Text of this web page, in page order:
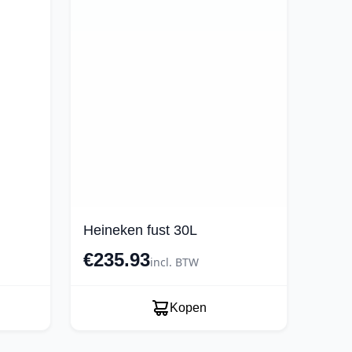
Heineken fust 30L
€235.93incl. BTW
Kopen